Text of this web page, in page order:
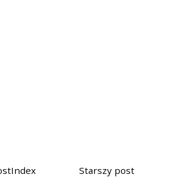
Starszy post
Index